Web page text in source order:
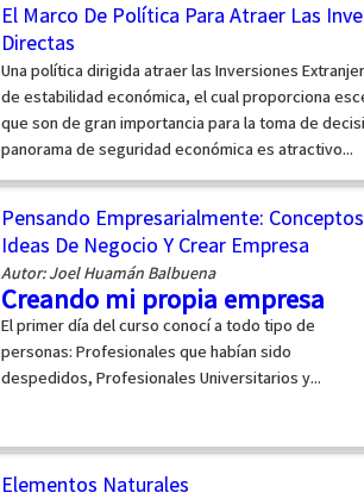
El Marco De Política Para Atraer Las
Directas
Una política dirigida atraer las Inversiones
de estabilidad económica, el cual proporciona
que son de gran importancia para la toma de
panorama de seguridad económica es atractivo...
Pensando Empresarialmente:
Ideas De Negocio Y Crear Empresa
Autor: Joel Huamán Balbuena
Creando mi propia empresa
El primer día del curso conocí a todo tipo de
personas: Profesionales que habían sido
despedidos, Profesionales Universitarios y...
Elementos Naturales